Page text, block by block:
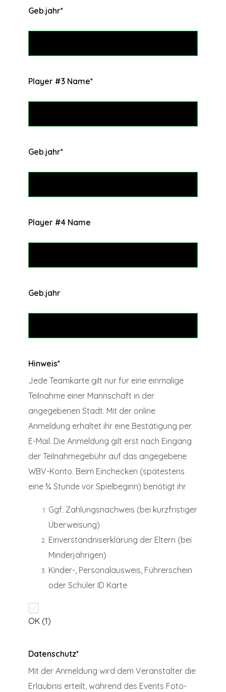
Geb.jahr*
Player #3 Name*
Geb.jahr*
Player #4 Name
Geb.jahr
Hinweis*
Jede Teamkarte gilt nur für eine einmalige
Teilnahme einer Mannschaft in der
angegebenen Stadt. Mit der online
Anmeldung erhaltet ihr eine Bestätigung per
E-Mail. Die Anmeldung gilt erst nach Eingang
der Teilnahmegebühr auf das angegebene
WBV-Konto. Beim Einchecken (spätestens
eine ¾ Stunde vor Spielbeginn) benötigt ihr
Ggf. Zahlungsnachweis (bei kurzfristiger
Überweisung)
Einverständniserklärung der Eltern (bei
Minderjährigen)
Kinder-, Personalausweis, Führerschein
oder Schüler ID Karte
OK (1)
Datenschutz*
Mit der Anmeldung wird dem Veranstalter die
Erlaubnis erteilt, während des Events Foto-